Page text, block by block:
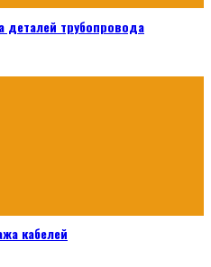
деталей трубопровода
кабелей